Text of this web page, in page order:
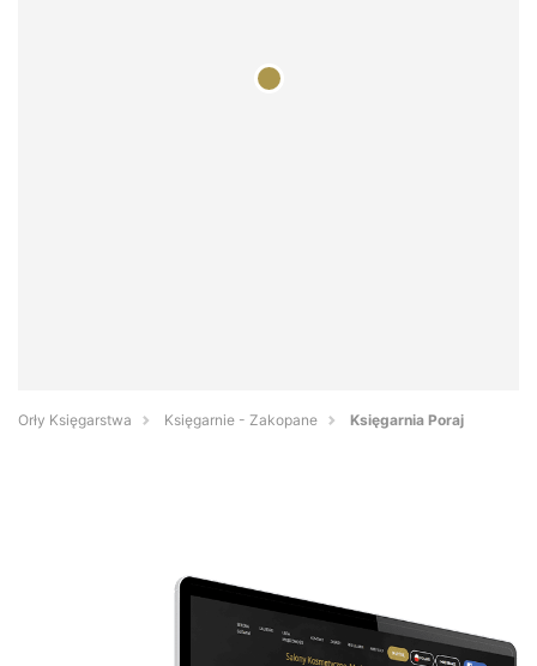
Orły Księgarstwa Księgarnie - Zakopane Księgarnia Poraj